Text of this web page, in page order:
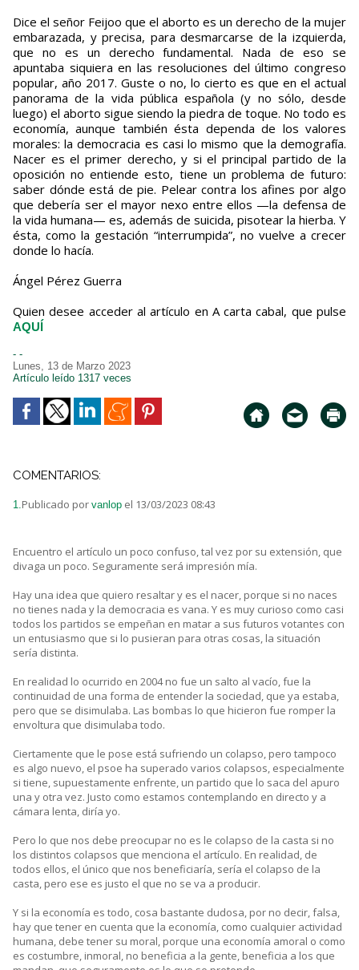
Dice el señor Feijoo que el aborto es un derecho de la mujer
embarazada, y precisa, para desmarcarse de la izquierda,
que no es un derecho fundamental. Nada de eso se
apuntaba siquiera en las resoluciones del último congreso
popular, año 2017. Guste o no, lo cierto es que en el actual
panorama de la vida pública española (y no sólo, desde
luego) el aborto sigue siendo la piedra de toque. No todo es
economía, aunque también ésta dependa de los valores
morales: la democracia es casi lo mismo que la demografía.
Nacer es el primer derecho, y si el principal partido de la
oposición no entiende esto, tiene un problema de futuro:
saber dónde está de pie. Pelear contra los afines por algo
que debería ser el mayor nexo entre ellos —la defensa de
la vida humana— es, además de suicida, pisotear la hierba. Y
ésta, como la gestación “interrumpida”, no vuelve a crecer
donde lo hacía.
Ángel Pérez Guerra
Quien desee acceder al artículo en A carta cabal, que pulse
AQUÍ
- -
Lunes, 13 de Marzo 2023
Artículo leído 1317 veces
COMENTARIOS:
1.Publicado por vanlop el 13/03/2023 08:43
Encuentro el artículo un poco confuso, tal vez por su extensión, que
divaga un poco. Seguramente será impresión mía.
Hay una idea que quiero resaltar y es el nacer, porque si no naces
no tienes nada y la democracia es vana. Y es muy curioso como casi
todos los partidos se empeñan en matar a sus futuros votantes con
un entusiasmo que si lo pusieran para otras cosas, la situación
sería distinta.
En realidad lo ocurrido en 2004 no fue un salto al vacío, fue la
continuidad de una forma de entender la sociedad, que ya estaba,
pero que se disimulaba. Las bombas lo que hicieron fue romper la
envoltura que disimulaba todo.
Ciertamente que le pose está sufriendo un colapso, pero tampoco
es algo nuevo, el psoe ha superado varios colapsos, especialmente
si tiene, supuestamente enfrente, un partido que lo saca del apuro
una y otra vez. Justo como estamos contemplando en directo y a
cámara lenta, diría yo.
Pero lo que nos debe preocupar no es le colapso de la casta si no
los distintos colapsos que menciona el artículo. En realidad, de
todos ellos, el único que nos beneficiaría, sería el colapso de la
casta, pero ese es justo el que no se va a producir.
Y si la economía es todo, cosa bastante dudosa, por no decir, falsa,
hay que tener en cuenta que la economía, como cualquier actividad
humana, debe tener su moral, porque una economía amoral o como
es costumbre, inmoral, no beneficia a la gente, beneficia a los que